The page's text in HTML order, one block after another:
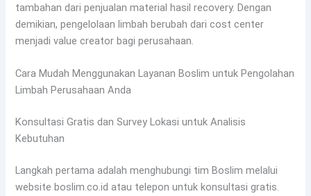
tambahan dari penjualan material hasil recovery. Dengan
demikian, pengelolaan limbah berubah dari cost center
menjadi value creator bagi perusahaan.
Cara Mudah Menggunakan Layanan Boslim untuk Pengolahan
Limbah Perusahaan Anda
Konsultasi Gratis dan Survey Lokasi untuk Analisis
Kebutuhan
Langkah pertama adalah menghubungi tim Boslim melalui
website boslim.co.id atau telepon untuk konsultasi gratis.